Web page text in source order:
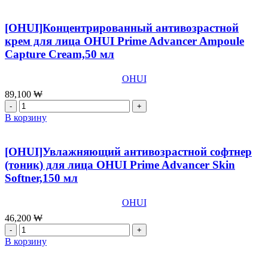
[OHUI]Концентрированный антивозрастной
крем для лица OHUI Prime Advancer Ampoule
Capture Cream,50 мл
OHUI
89,100 ₩
Количество
товара
[OHUI]Концентрированный
крем
для
лица
OHUI
Capture
Cream,50
мл
В корзину
[OHUI]Увлажняющий антивозрастной софтнер
(тоник) для лица ОHUI Prime Advancer Skin
Softner,150 мл
OHUI
46,200 ₩
Количество
товара
[OHUI]Увлажняющий
В корзину